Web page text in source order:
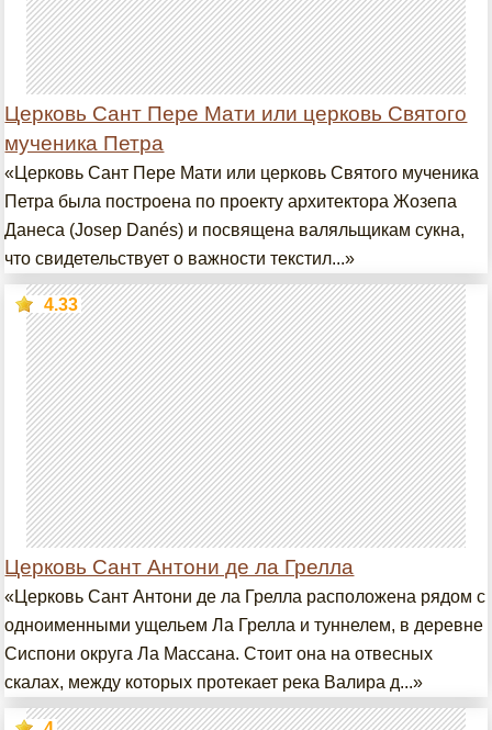
Церковь Сант Пере Мати или церковь Святого
мученика Петра
«Церковь Сант Пере Мати или церковь Святого мученика
Петра была построена по проекту архитектора Жозепа
Данеса (Josep Danés) и посвящена валяльщикам сукна,
что свидетельствует о важности текстил...»
Церковь Сант Антони де ла Грелла
4.33
«Церковь Сант Антони де ла Грелла расположена рядом с
одноименными ущельем Ла Грелла и туннелем, в деревне
Сиспони округа Ла Массана. Стоит она на отвесных
скалах, между которых протекает река Валира д...»